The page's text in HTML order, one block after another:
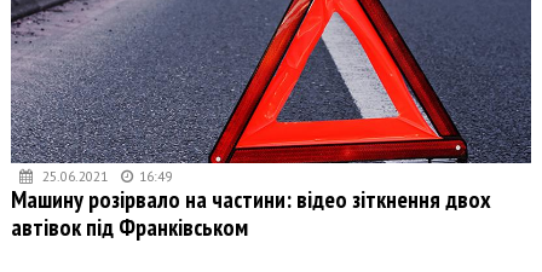
25.06.2021 16:49
Машину розірвало на частини: відео зіткнення двох
автівок під Франківськом